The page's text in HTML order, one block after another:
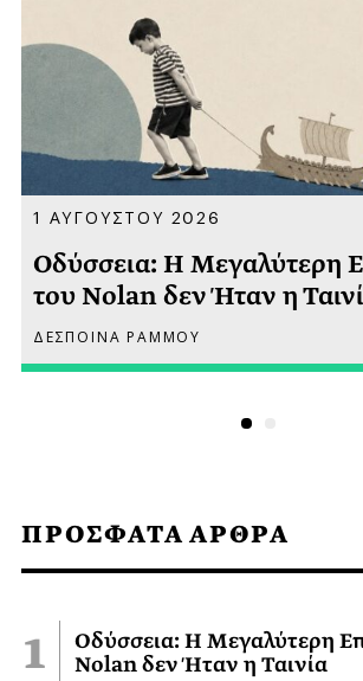
ΠΡΟΣΦΑΤΑ ΑΡΘΡΑ
Οδύσσεια: Η Μεγαλύτερη
Nolan δεν Ήταν η Ταινία
1 ΑΥΓΟΥΣΤΟΥ 2026
Οδύσσεια: Η Μεγαλύτερη
του Nolan δεν Ήταν η
ΔΕΣΠΟΙΝΑ ΡΑΜΜΟΥ